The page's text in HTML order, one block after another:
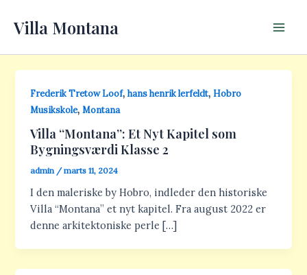
Villa Montana
Frederik Tretow Loof,hans henrik lerfeldt, Hobro
Musikskole, Montana
Villa “Montana”: Et Nyt Kapitel som
Bygningsværdi Klasse 2
admin /marts 11, 2024
I den maleriske by Hobro, indleder den historiske
Villa “Montana” et nyt kapitel. Fra august 2022 er
denne arkitektoniske perle […]